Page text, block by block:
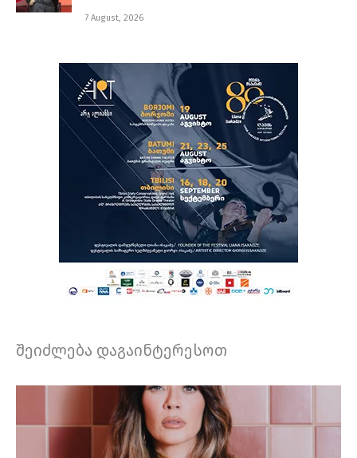
7 August, 2026
შეიძლება დაგაინტერესოთ